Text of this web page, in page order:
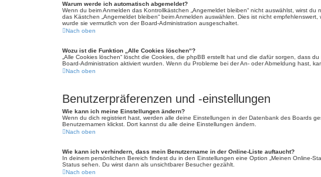
Warum werde ich automatisch abgemeldet?
Wenn du beim Anmelden das Kontrollkästchen „Angemeldet bleiben“ nicht auswählst, wirst
das Kästchen „Angemeldet bleiben“ beim Anmelden auswählen. Dies ist nicht
wurde sie vermutlich von der Board-Administration ausgeschaltet.
Nach oben
Wozu ist die Funktion „Alle Cookies löschen“?
„Alle Cookies löschen“ löscht die Cookies, die phpBB erstellt hat und die dafür sorgen, dass
Board-Administration aktiviert wurden. Wenn du Probleme bei der An- oder Abmeldung hast,
Nach oben
Benutzerpräferenzen und -einstellungen
Wie kann ich meine Einstellungen ändern?
Wenn du dich registriert hast, werden alle deine Einstellungen in der Datenbank des Boards
Benutzernamen klickst. Dort kannst du alle deine Einstellungen ändern.
Nach oben
Wie kann ich verhindern, dass mein Benutzername in der Online-Liste auftaucht?
In deinem persönlichen Bereich findest du in den Einstellungen eine Option „Meinen Online-
Status sehen. Du wirst dann als unsichtbarer Besucher gezählt.
Nach oben